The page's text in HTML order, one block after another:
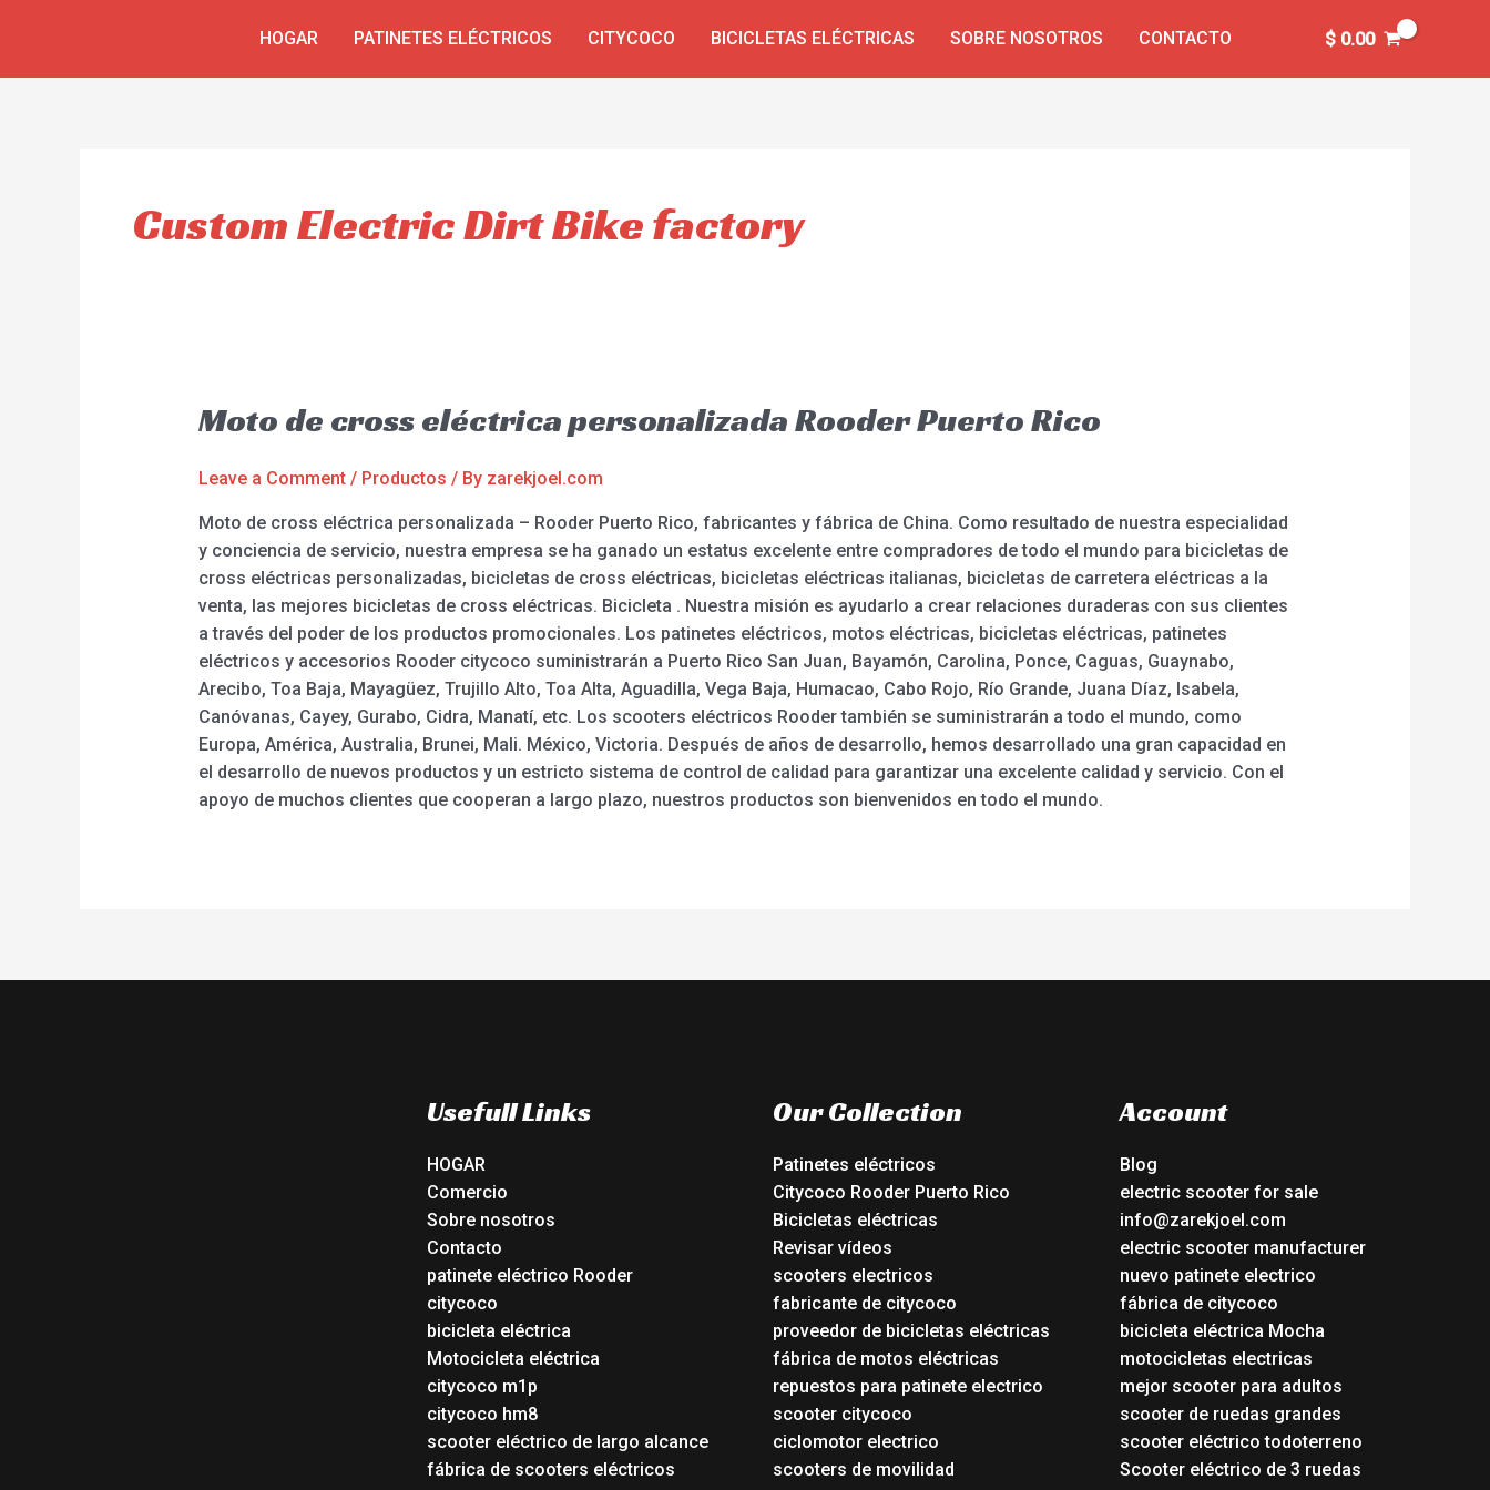
HOGAR PATINETES ELÉCTRICOS CITYCOCO BICICLETAS ELÉCTRICAS SOBRE NOSOTROS CONTACTO $0.00
Custom Electric Dirt Bike factory
Moto de cross eléctrica personalizada Rooder Puerto Rico
Leave a Comment / Productos / By zarekjoel.com
Moto de cross eléctrica personalizada – Rooder Puerto Rico, fabricantes y fábrica de China. Como resultado de nuestra especialidad
y conciencia de servicio, nuestra empresa se ha ganado un estatus excelente entre compradores de todo el mundo para bicicletas de
cross eléctricas personalizadas, bicicletas de cross eléctricas, bicicletas eléctricas italianas, bicicletas de carretera eléctricas a la
venta, las mejores bicicletas de cross eléctricas. Bicicleta . Nuestra misión es ayudarlo a crear relaciones duraderas con sus clientes
a través del poder de los productos promocionales. Los patinetes eléctricos, motos eléctricas, bicicletas eléctricas, patinetes
eléctricos y accesorios Rooder citycoco suministrarán a Puerto Rico San Juan, Bayamón, Carolina, Ponce, Caguas, Guaynabo,
Arecibo, Toa Baja, Mayagüez, Trujillo Alto, Toa Alta, Aguadilla, Vega Baja, Humacao, Cabo Rojo, Río Grande, Juana Díaz, Isabela,
Canóvanas, Cayey, Gurabo, Cidra, Manatí, etc. Los scooters eléctricos Rooder también se suministrarán a todo el mundo, como
Europa, América, Australia, Brunei, Mali. México, Victoria. Después de años de desarrollo, hemos desarrollado una gran capacidad en
el desarrollo de nuevos productos y un estricto sistema de control de calidad para garantizar una excelente calidad y servicio. Con el
apoyo de muchos clientes que cooperan a largo plazo, nuestros productos son bienvenidos en todo el mundo.
Usefull Links
HOGAR
Comercio
Sobre nosotros
Contacto
patinete eléctrico Rooder
citycoco
bicicleta eléctrica
Motocicleta eléctrica
citycoco m1p
citycoco hm8
scooter eléctrico de largo alcance
fábrica de scooters eléctricos
Our Collection
Patinetes eléctricos
Citycoco Rooder Puerto Rico
Bicicletas eléctricas
Revisar vídeos
scooters electricos
fabricante de citycoco
proveedor de bicicletas eléctricas
fábrica de motos eléctricas
repuestos para patinete electrico
scooter citycoco
ciclomotor electrico
scooters de movilidad
Account
Blog
electric scooter for sale
info@zarekjoel.com
electric scooter manufacturer
nuevo patinete electrico
fábrica de citycoco
bicicleta eléctrica Mocha
motocicletas electricas
mejor scooter para adultos
scooter de ruedas grandes
scooter eléctrico todoterreno
Scooter eléctrico de 3 ruedas